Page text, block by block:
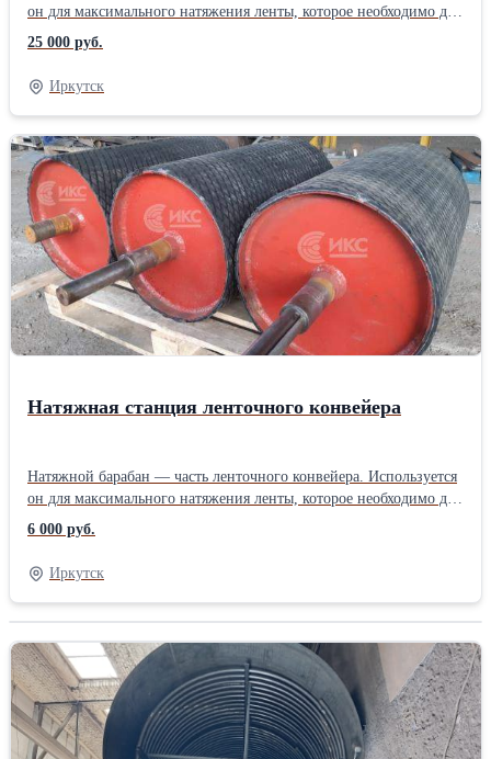
он для максимального натяжения ленты, которое необходимо для
передачи тяги, чтобы привести ленту в движение.Также
натяжной барабан не позволяет провисать ленте между
роликоопорами. Монтируется устройство на противоположной
стороне от приводного барабана. Наше предприятие изготовит
для Вас натяжные, приводные барабаны. У нас работают
грамотные специалисты, которые с радостью спроектируют вам
нужное изделие, гарантируем изготовление в кротачайшие
сроки (в зависимости от загруженности цеха). Звоните!!!
Производитель: Собственное производство Тип: Барабан для
конвейера
25 000 руб.
Иркутск
Натяжная станция ленточного конвейера
Натяжной барабан — часть ленточного конвейера. Используется
он для максимального натяжения ленты, которое необходимо для
передачи тяги, чтобы привести ленту в движение.Также
натяжной барабан не позволяет провисать ленте между
роликоопорами. Монтируется устройство на противоположной
стороне от приводного барабана. Наше предприятие изготовит
для Вас натяжные, приводные барабаны. У нас работают
нужное изделие, гарантируем изготовление в кротачайшие
сроки (в зависимости от загруженности цеха). Звоните!!!
Производитель: Собственное производство
6 000 руб.
Иркутск